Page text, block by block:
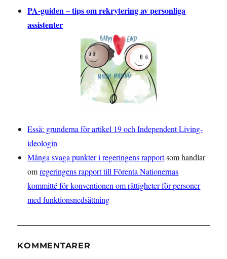
PA-guiden – tips om rekrytering av personliga
assistenter
Essä: grunderna för artikel 19 och Independent Living-
ideologin
Många svaga punkter i regeringens rapportsom handlar
omregeringens rapport till Förenta Nationernas
kommitté för konventionen om rättigheter för personer
med funktionsnedsättning
KOMMENTARER